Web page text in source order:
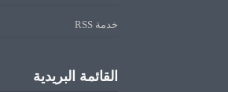
خدمة RSS
القائمة البريدية